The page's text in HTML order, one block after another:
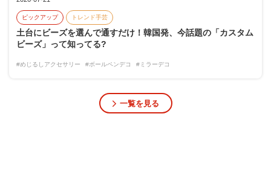
ピックアップ トレンド手芸
土台にビーズを選んで通すだけ！韓国発、今話題の「カスタム
ビーズ」って知ってる?
#めじるしアクセサリー #ボールペンデコ #ミラーデコ
一覧を見る